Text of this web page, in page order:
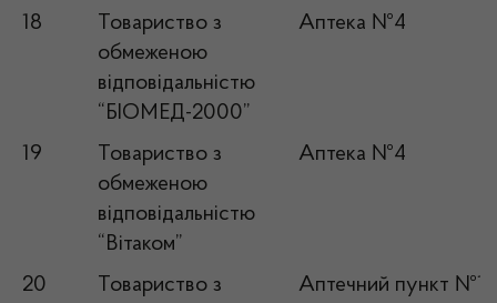
18
Товариство з
обмеженою
відповідальністю
“БІОМЕД-2000”
Аптека №4
19
Товариство з
обмеженою
відповідальністю
“Вітаком”
Аптека №4
20 Товариство з Аптечний пункт №1